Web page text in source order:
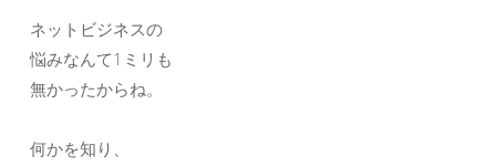
ネットビジネスの
悩みなんて1ミリも
無かったからね。
何かを知り、